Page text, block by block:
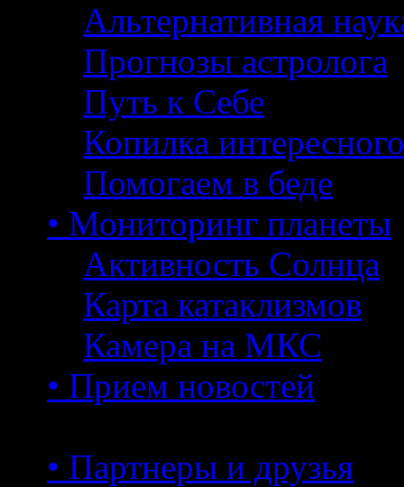
Альтернативная
Прогнозы астролога
Путь к Себе
Копилка интересного
Помогаем в беде
• Мониторинг планеты
Активность Солнца
Карта катаклизмов
Камера на МКС
• Прием новостей
• Партнеры и друзья